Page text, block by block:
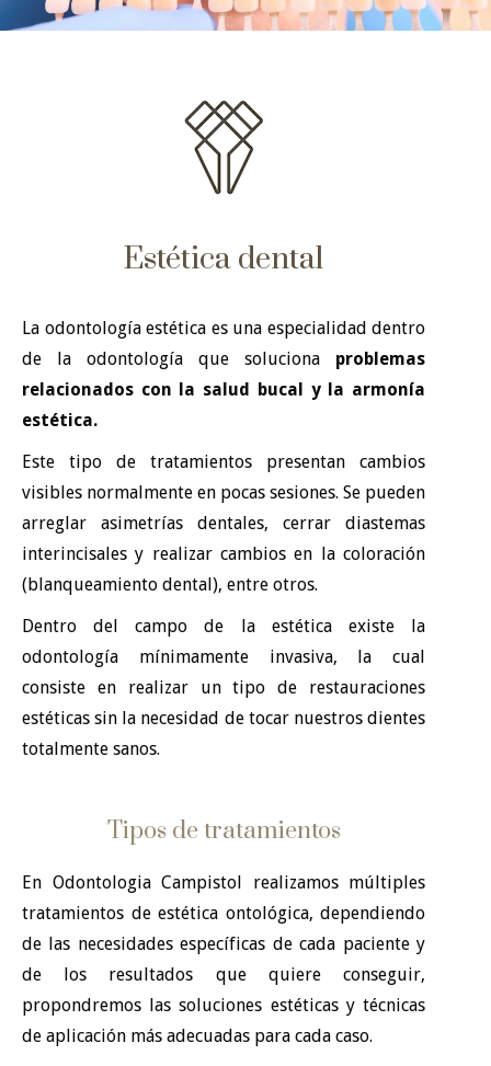
Estética dental
La odontología estética es una especialidad dentro
de la odontología que soluciona problemas
relacionados con la salud bucal y la armonía
estética.
Este tipo de tratamientos presentan cambios
visibles normalmente en pocas sesiones. Se pueden
arreglar asimetrías dentales, cerrar diastemas
interincisales y realizar cambios en la coloración
(blanqueamiento dental), entre otros.
Dentro del campo de la estética existe la
odontología mínimamente invasiva, la cual
consiste en realizar un tipo de restauraciones
estéticas sin la necesidad de tocar nuestros dientes
totalmente sanos.
Tipos de tratamientos
En Odontologia Campistol realizamos múltiples
tratamientos de estética ontológica, dependiendo
de las necesidades específicas de cada paciente y
de los resultados que quiere conseguir,
propondremos las soluciones estéticas y técnicas
de aplicación más adecuadas para cada caso.